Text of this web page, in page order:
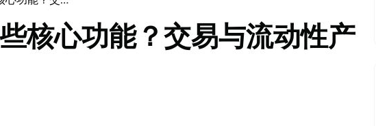
核心功能？交易与流动性产